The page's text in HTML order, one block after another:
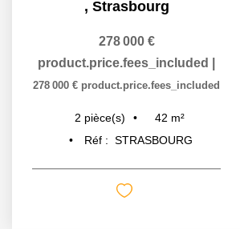
, Strasbourg
278 000 €
product.price.fees_included
278 000 € product.price.fees_included
2 pièce(s) 42 m²
Réf : STRASBOURG